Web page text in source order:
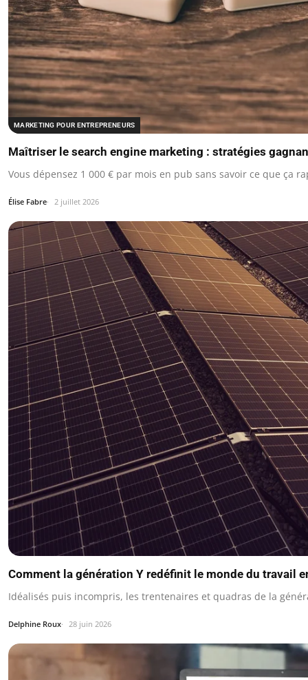
MARKETING POUR ENTREPRENEURS
Maîtriser le search engine marketing : stratégies
Vous dépensez 1 000 € par mois en pub sans savoir ce que ça
Élise Fabre 2 juillet 2026
Comment la génération Y redéfinit le monde du travail
Idéalisés puis incompris, les trentenaires et quadras de la
Delphine Roux 28 juin 2026